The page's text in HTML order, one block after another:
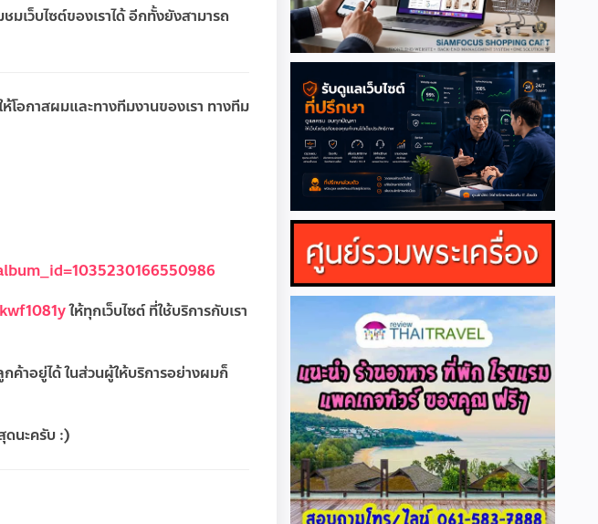
เว็บไซต์ของเราได้ อีกทั้งยังสามารถ
อกาสผมและทางทีมงานของเรา ทางทีม
ให้ทุกเว็บไซต์ ที่ใช้บริการกับเรา
ค้าอยู่ได้ ในส่วนผู้ให้บริการอย่างผมก็
ดนะครับ :)